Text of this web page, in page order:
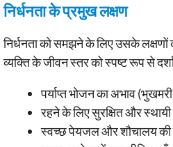
निर्धनता के प्रमुख लक्षण
निर्धनता को समझने के लिए उसके
व्यक्ति के जीवन स्तर को स्पष्ट रूप से
पर्याप्त भोजन का अभाव
रहने के लिए सुरक्षित और
स्वच्छ पेयजल और शौचालय की